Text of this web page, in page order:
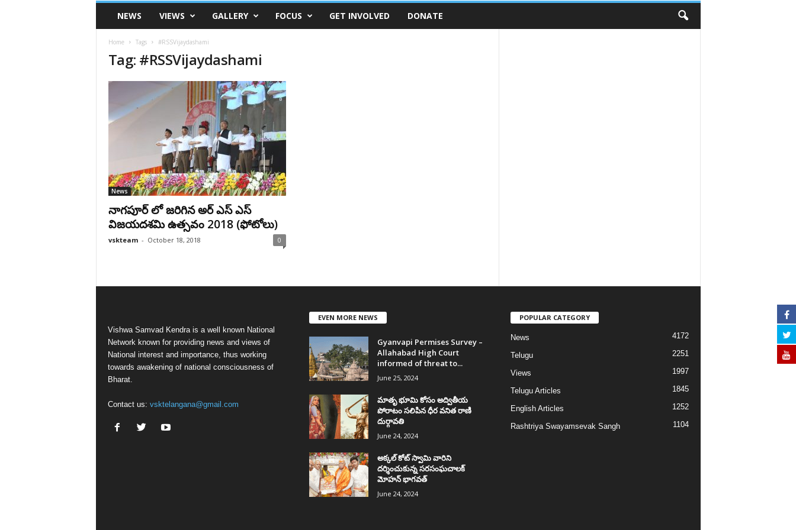
VSK
TelanganaNEWS VIEWS GALLERY FOCUS GET INVOLVED DONATE
Home Tags #RSSVijaydashami
Tag: #RSSVijaydashami
News
నాగపూర్ లో జరిగిన అర్ ఎస్ ఎస్
విజయదశమి ఉత్సవం 2018 (ఫోటోలు)
vskteam - October 18, 2018 0
Vishwa Samvad Kendra is a well known National
Network known for providing news and views of
National interest and importance, thus working
towards awakening of national consciousness of
Bharat.
Contact us: vsktelangana@gmail.com
EVEN MORE NEWS
Gyanvapi Permises Survey –
Allahabad High Court
informed of threat to...
June 25, 2024
మాతృ భూమి కోసం అద్వితీయ
పోరాటం సలిపిన ధీర వనిత రాణి
దుర్గావతి
June 24, 2024
అక్కల్‌ కోట్‌ స్వామి వారిని
దర్శించుకున్న సరసంఘచాలక్
మోహన్ భాగవత్
June 24, 2024
POPULAR CATEGORY
News 4172
Telugu 2251
Views 1997
Telugu Articles 1845
English Articles 1252
Rashtriya Swayamsevak Sangh 1104